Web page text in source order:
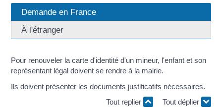
Demande en France
À l'étranger
Pour renouveler la carte d'identité d'un mineur, l'enfant et son
représentant légal doivent se rendre à la mairie.
Ils doivent présenter les documents justificatifs nécessaires.
Tout replier
Tout déplier